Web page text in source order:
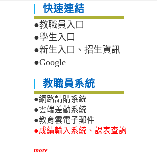
快速連結
●教職員入口
●學生入口
●新生入口、招生資訊
●Google
教職員系統
●網路請購系統
●雲端差勤系統
●教育雲電子郵件
●成績輸入系統、課表查詢
more